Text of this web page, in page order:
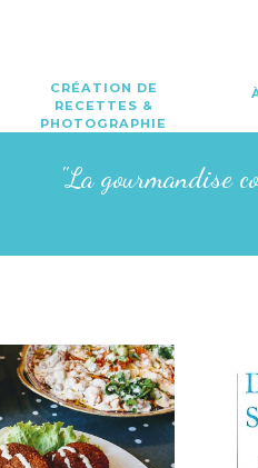
CRÉATION DE
RECETTES &
PHOTOGRAPHIE
"La gourmandise